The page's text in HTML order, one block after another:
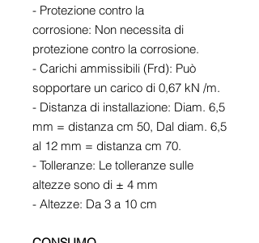
- Protezione contro la
corrosione: Non necessita di
protezione contro la corrosione.
- Carichi ammissibili (Frd): Può
sopportare un carico di 0,67 kN /m.
- Distanza di installazione: Diam. 6,5
mm = distanza cm 50, Dal diam. 6,5
al 12 mm = distanza cm 70.
- Tolleranze: Le tolleranze sulle
altezze sono di ± 4 mm
- Altezze: Da 3 a 10 cm